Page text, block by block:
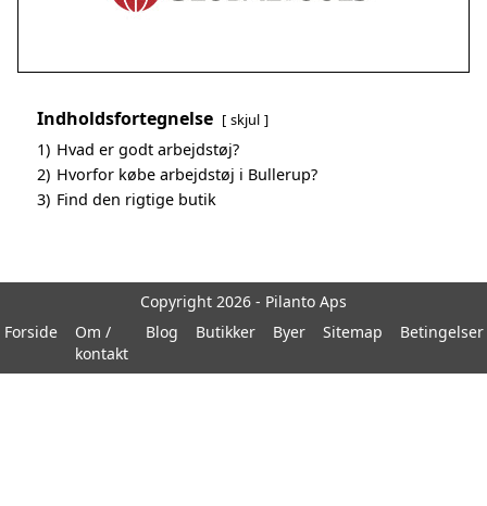
Indholdsfortegnelse skjul
1) Hvad er godt arbejdstøj?
2) Hvorfor købe arbejdstøj i Bullerup?
3) Find den rigtige butik
Copyright 2026 - Pilanto Aps
Forside
Om /
kontakt
Blog Butikker Byer Sitemap Betingelser